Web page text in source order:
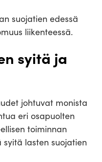
suojatien edessä
liikenteessä.
syitä ja
johtuvat monista
eri osapuolten
toiminnan
syitä lasten suojatien